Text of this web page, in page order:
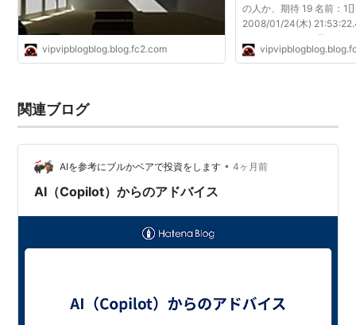
vipvipblogblog.blog.fc2.com
の人か、期待 19 名前：
2008/01/24(木)
>>14 そうです。覚えて
す。 2 名前：1[] 投稿日
関連ブログ
AIを参考にブルかベアで投資をします • 4ヶ月前
AI（Copilot）からのアドバイス